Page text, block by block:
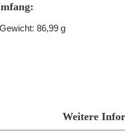
86,99 g
Weitere